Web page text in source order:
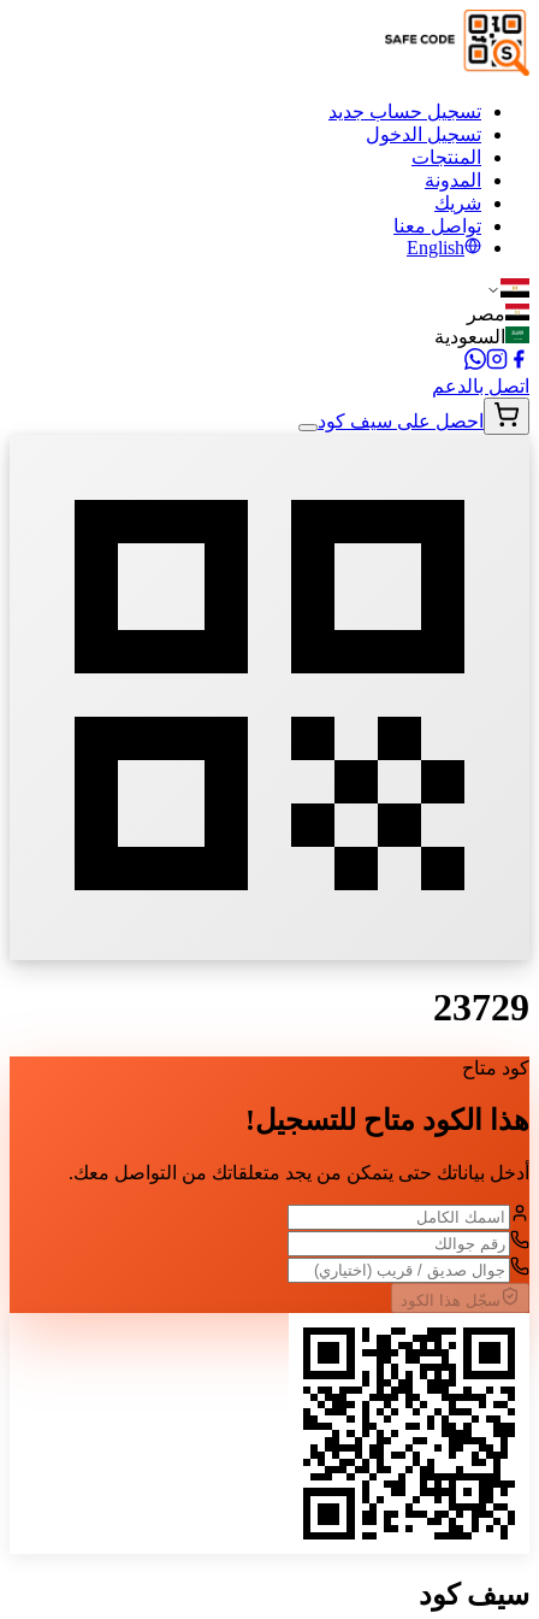
تسجيل حساب جديد
تسجيل الدخول
المنتجات
المدونة
شريك
تواصل معنا
English
مصر
السعودية
اتصل بالدعم
احصل على سيف كود
23729
كود متاح
هذا الكود متاح للتسجيل!
أدخل بياناتك حتى يتمكن من يجد متعلقاتك من التواصل معك.
سجّل هذا الكود
سيفكود